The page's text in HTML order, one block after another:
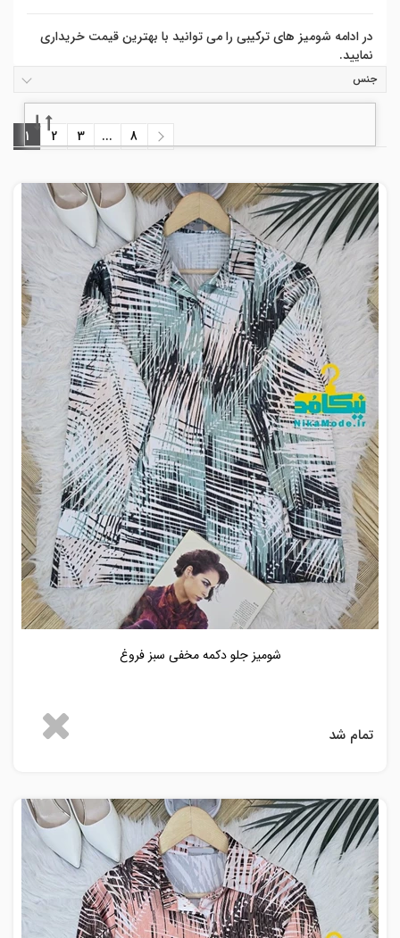
در ادامه شومیز های ترکیبی را می توانید با بهترین قیمت خریداری
نمایید.
1 2 3 ... 8
جنس
شومیز جلو دکمه مخفی سبز فروغ
تمام شد